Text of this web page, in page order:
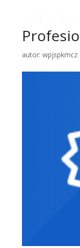
autor: wpjspkmcz